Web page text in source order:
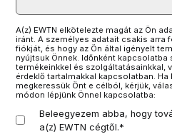
A(z) EWTN elkötelezte magát az Ön
iránt. A személyes adatait csakis arra
fiókját, és hogy az Ön által igényelt
nyújtsuk Önnek. Időnként kapcsolatba
termékeinkkel és szolgáltatásainkkal,
érdeklő tartalmakkal kapcsolatban. Ha
megkeressük Önt e célból, kérjük,
módon lépjünk Önnel kapcsolatba:
Beleegyezem abba, hogy
a(z) EWTN cégtől.*